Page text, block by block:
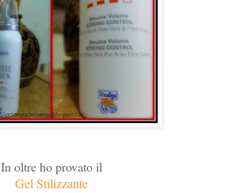
In oltre ho provato il
Gel Stilizzante